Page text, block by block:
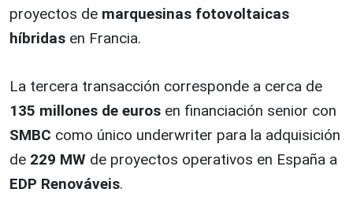
proyectos de marquesinas fotovoltaicas
híbridas en Francia.
La tercera transacción corresponde a cerca de
135 millones de euros en financiación senior con
SMBC como único underwriter para la adquisición
de 229 MW de proyectos operativos en España a
EDP Renováveis.